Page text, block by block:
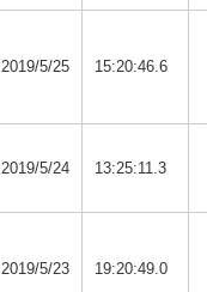
2019/5/25 15:20:46.6
2019/5/24 13:25:11.3
2019/5/23 19:20:49.0